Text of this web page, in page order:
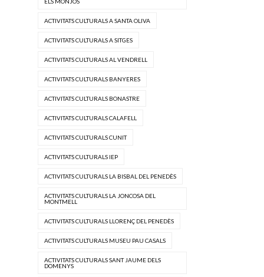
ACTIVITATS CULTURALS A SANTA OLIVA
ACTIVITATS CULTURALS A SITGES
ACTIVITATS CULTURALS AL VENDRELL
ACTIVITATS CULTURALS BANYERES
ACTIVITATS CULTURALS BONASTRE
ACTIVITATS CULTURALS CALAFELL
ACTIVITATS CULTURALS CUNIT
ACTIVITATS CULTURALS IEP
ACTIVITATS CULTURALS LA BISBAL DEL PENEDÈS
ACTIVITATS CULTURALS LA JONCOSA DEL
MONTMELL
ACTIVITATS CULTURALS LLORENÇ DEL PENEDÈS
ACTIVITATS CULTURALS MUSEU PAU CASALS
ACTIVITATS CULTURALS SANT JAUME DELS
DOMENYS